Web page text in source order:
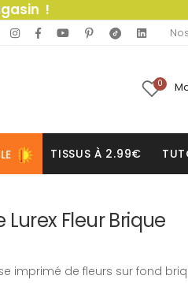
!
0
TISSUS À 2.99€
Lurex Fleur Brique
imprimé de fleurs sur fond